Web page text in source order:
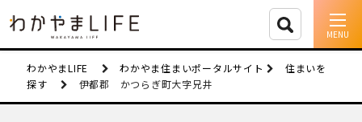
イベント情報
移住支援
わかやまLIFE わかやま住まいポータルサイト
住まいを
探す
伊都郡 かつらぎ町大字兄井